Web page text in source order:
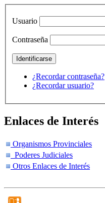
Usuario
Contraseña
¿Recordar contraseña?
¿Recordar usuario?
Enlaces de Interés
Organismos Provinciales
Poderes Judiciales
Otros Enlaces de Interés